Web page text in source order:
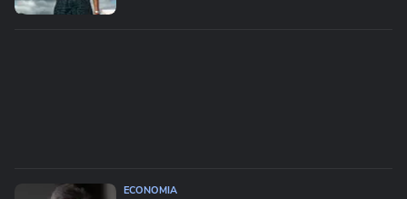
ECONOMIA